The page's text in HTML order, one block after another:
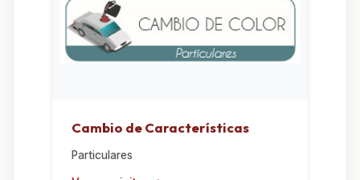
Cambio de Características
Particulares